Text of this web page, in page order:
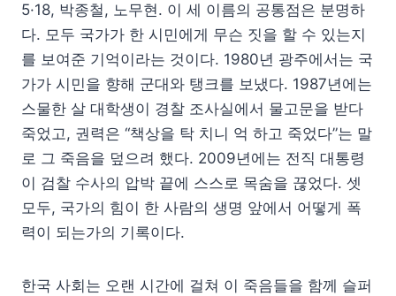
5·18, 박종철, 노무현. 이 세 이름의 공통점은 분명하
다. 모두 국가가 한 시민에게 무슨 짓을 할 수 있는지
를 보여준 기억이라는 것이다. 1980년 광주에서는 국
가가 시민을 향해 군대와 탱크를 보냈다. 1987년에는
스물한 살 대학생이 경찰 조사실에서 물고문을 받다
죽었고, 권력은 “책상을 탁 치니 억 하고 죽었다”는 말
로 그 죽음을 덮으려 했다. 2009년에는 전직 대통령
이 검찰 수사의 압박 끝에 스스로 목숨을 끊었다. 셋
모두, 국가의 힘이 한 사람의 생명 앞에서 어떻게 폭
력이 되는가의 기록이다.
한국 사회는 오랜 시간에 걸쳐 이 죽음들을 함께 슬퍼